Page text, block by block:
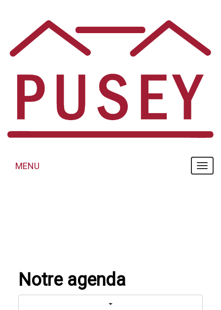
MENU
MENU
Notre agenda